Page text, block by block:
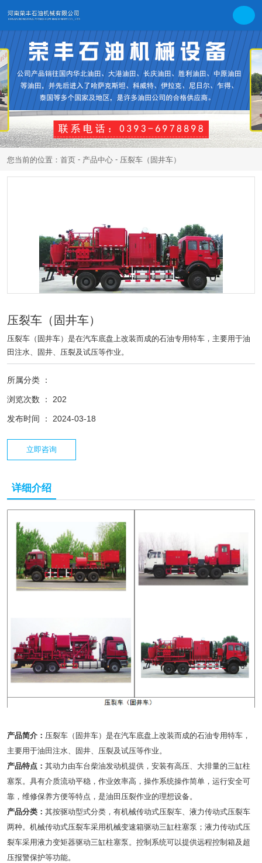
您当前的位置：首页 - 产品中心 - 压裂车（固井车）
压裂车（固井车）
压裂车（固井车）是在汽车底盘上改装而成的石油专用特车，主要用于油
田注水、固井、压裂及试压等作业。
所属分类 ：
浏览次数 ： 202
发布时间 ： 2024-03-18
立即咨询
详细介绍
产品简介： 压裂车（固井车）是在汽车底盘上改装而成的石油专用特车，
主要用于油田注水、固井、压裂及试压等作业。
产品特点： 其动力由车台柴油发动机提供，安装有高压、大排量的三缸柱
塞泵。具有介质流动平稳，作业效率高，操作系统操作简单，运行安全可
靠，维修保养方便等特点，是油田压裂作业的理想设备。
产品分类： 其按驱动型式分类，有机械传动式压裂车、液力传动式压裂车
两种。机械传动式压裂车采用机械变速箱驱动三缸柱塞泵；液力传动式压
裂车采用液力变矩器驱动三缸柱塞泵。控制系统可以提供远程控制箱及超
压报警保护等功能。